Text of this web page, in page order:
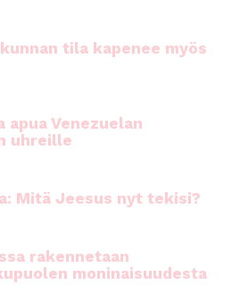
tila kapenee myös
Venezuelan
uhreille
Mitä Jeesus nyt tekisi?
rakennetaan
moninaisuudesta